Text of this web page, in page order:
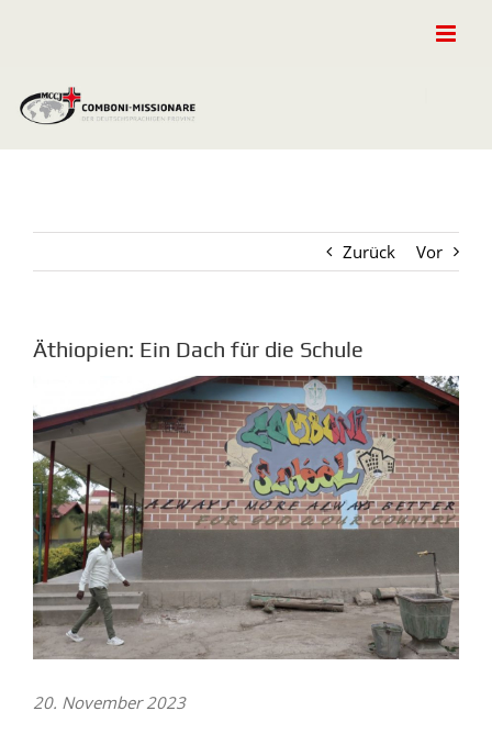
Zurück Vor
Äthiopien: Ein Dach für die Schule
grösseres
Bild
20. November 2023